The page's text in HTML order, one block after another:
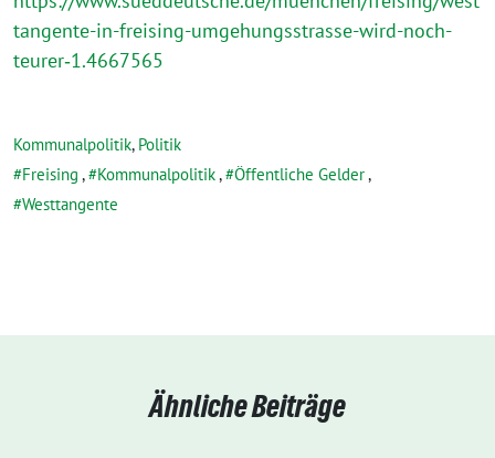
tangente-in-freising-umgehungsstrasse-wird-noch-
teurer‑1.4667565
Kommunalpolitik, Politik
Freising , Kommunalpolitik, Öffentliche Gelder,
Westtangente
Ähnliche Beiträge